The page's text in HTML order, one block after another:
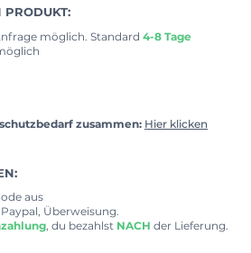
PRODUKT:
möglich. Standard 4-8 Tage
zusammen: Hier klicken
aus
Überweisung.
, du bezahlst NACH der Lieferung.